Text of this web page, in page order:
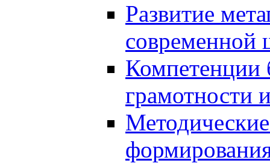
Развитие
современной
Компетенции
грамотности